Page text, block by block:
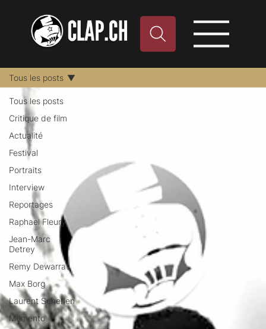
Tous les posts
Critique de film
Actualité
Festival
Portraits
Interview
Reportages
Raphael Fleury
Jean-Marc
Detrey
Remy Dewarrat
Max Borg
Laurent Scherlen
Memento
Tous les posts